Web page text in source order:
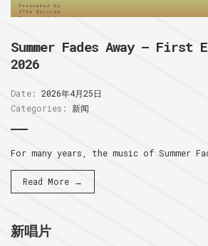
Summer Fades Away – First
2026
Date: 2026年4月25日
Categories:
新闻
For many years, the music of Summer
Read More →
新唱片